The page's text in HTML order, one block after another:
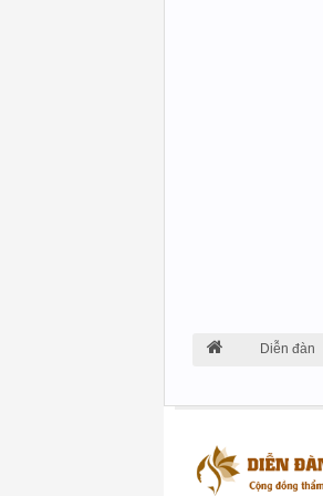
Diễn đàn